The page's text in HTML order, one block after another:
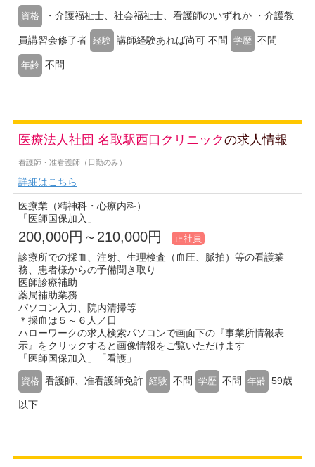
資格 ・介護福祉士、社会福祉士、看護師のいずれか ・介護教
員講習会修了者 経験 講師経験あれば尚可 不問 学歴 不問
年齢 不問
医療法人社団 名取駅西口クリニックの求人情報
看護師・准看護師（日勤のみ）
詳細はこちら
医療業（精神科・心療内科）
「医師国保加入」
200,000円～210,000円 正社員
診療所での採血、注射、生理検査（血圧、脈拍）等の看護業
務、患者様からの予備聞き取り
医師診療補助
薬局補助業務
パソコン入力、院内清掃等
＊採血は５～６人／日
ハローワークの求人検索パソコンで画面下の『事業所情報表
示』をクリックすると画像情報をご覧いただけます
「医師国保加入」「看護」
資格 看護師、准看護師免許 経験 不問 学歴 不問 年齢 59歳
以下